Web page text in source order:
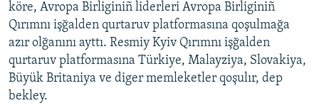
köre, Avropa Birliginiñ liderleri Avropa Birliginiñ
Qırımnı işğalden qurtaruv platformasına qoşulmağa
azır olğanını ayttı. Resmiy Kyiv Qırımnı işğalden
qurtaruv platformasına Türkiye, Malayziya, Slovakiya,
Büyük Britaniya ve diger memleketler qoşulır, dep
bekley.